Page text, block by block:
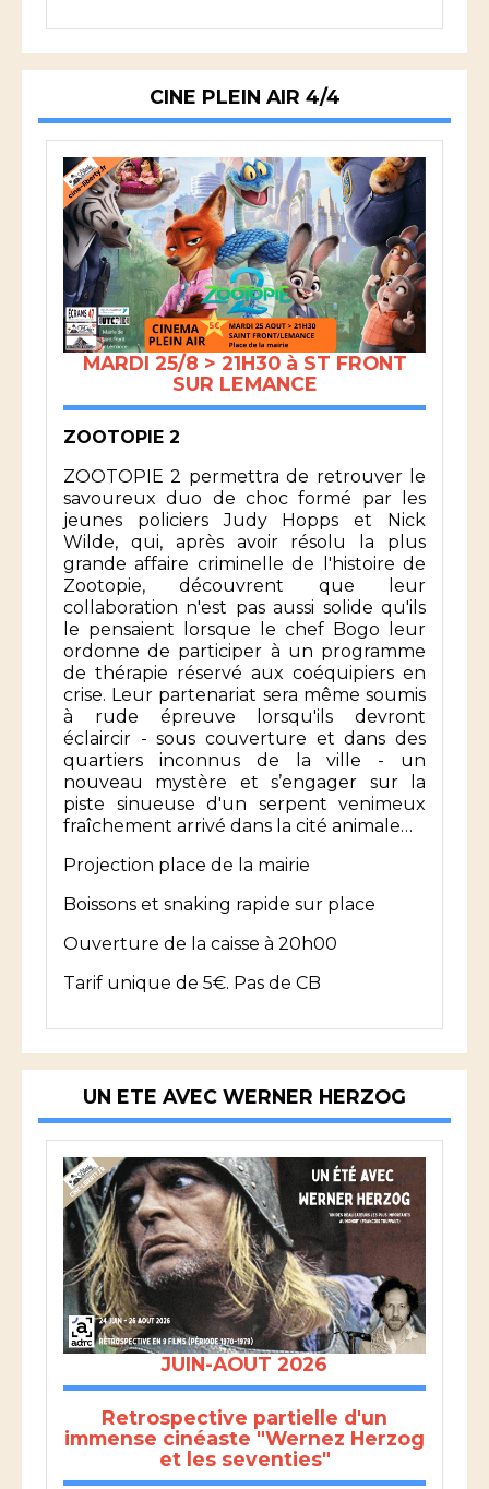
CINE PLEIN AIR 4/4
MARDI 25/8 > 21H30 à ST FRONT
SUR LEMANCE
ZOOTOPIE 2
ZOOTOPIE 2 permettra de retrouver le
savoureux duo de choc formé par les
jeunes policiers Judy Hopps et Nick
Wilde, qui, après avoir résolu la plus
grande affaire criminelle de l'histoire de
Zootopie, découvrent que leur
collaboration n'est pas aussi solide qu'ils
le pensaient lorsque le chef Bogo leur
ordonne de participer à un programme
de thérapie réservé aux coéquipiers en
crise. Leur partenariat sera même soumis
à rude épreuve lorsqu'ils devront
éclaircir - sous couverture et dans des
quartiers inconnus de la ville - un
nouveau mystère et s’engager sur la
piste sinueuse d'un serpent venimeux
fraîchement arrivé dans la cité animale…
Projection place de la mairie
Boissons et snaking rapide sur place
Ouverture de la caisse à 20h00
Tarif unique de 5€. Pas de CB
UN ETE AVEC WERNER HERZOG
JUIN-AOUT 2026
Retrospective partielle d'un
immense cinéaste "Wernez Herzog
et les seventies"